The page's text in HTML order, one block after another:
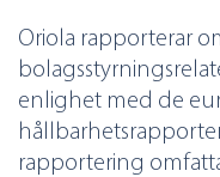
Oriola rapporterar
enlighet med de
rapportering